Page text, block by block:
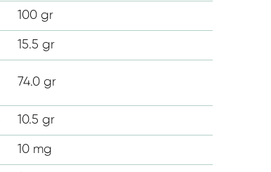
100 gr
15.5 gr
74.0 gr
10.5 gr
10 mg